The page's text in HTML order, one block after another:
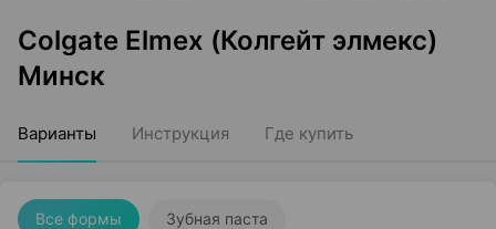
Colgate Elmex (Колгейт элмекс)
Минск
Варианты Инструкция Где купить
Все формы Зубная паста